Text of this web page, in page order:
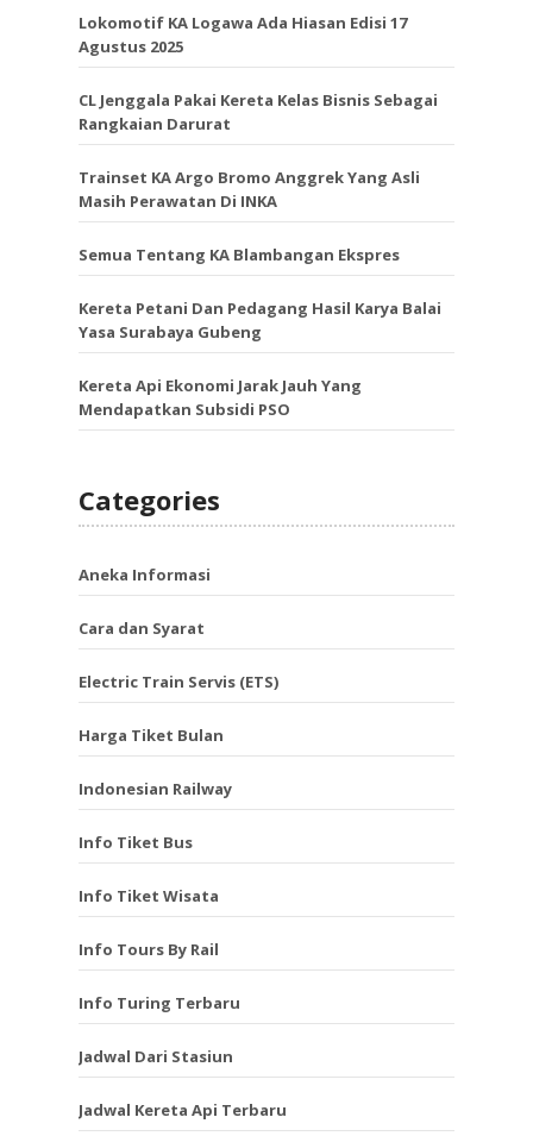
Lokomotif KA Logawa Ada Hiasan Edisi 17
Agustus 2025
CL Jenggala Pakai Kereta Kelas Bisnis Sebagai
Rangkaian Darurat
Trainset KA Argo Bromo Anggrek Yang Asli
Masih Perawatan Di INKA
Semua Tentang KA Blambangan Ekspres
Kereta Petani Dan Pedagang Hasil Karya Balai
Yasa Surabaya Gubeng
Kereta Api Ekonomi Jarak Jauh Yang
Mendapatkan Subsidi PSO
Categories
Aneka Informasi
Cara dan Syarat
Electric Train Servis (ETS)
Harga Tiket Bulan
Indonesian Railway
Info Tiket Bus
Info Tiket Wisata
Info Tours By Rail
Info Turing Terbaru
Jadwal Dari Stasiun
Jadwal Kereta Api Terbaru